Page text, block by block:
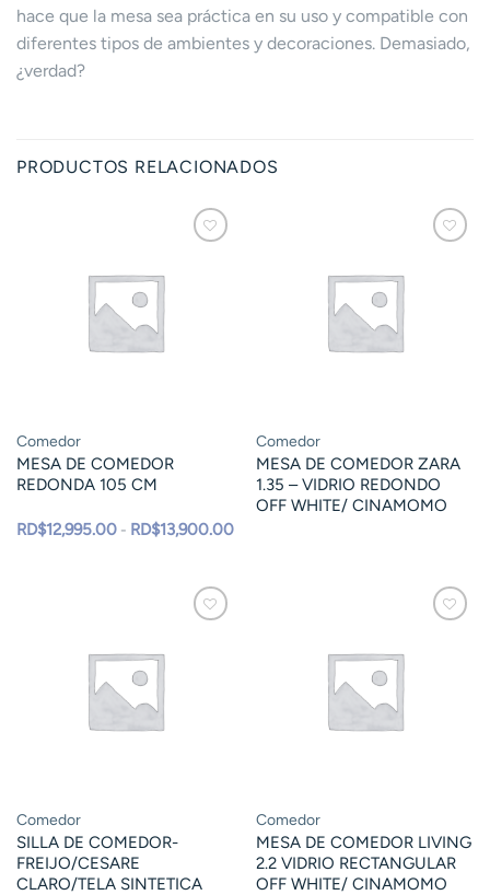
hace que la mesa sea práctica en su uso y compatible con
diferentes tipos de ambientes y decoraciones. Demasiado,
¿verdad?
PRODUCTOS RELACIONADOS
Comedor
MESA DE COMEDOR
REDONDA 105 CM
RD$12,995.00 - RD$13,900.00Rango
de
Comedor
MESA DE COMEDOR ZARA
1.35 – VIDRIO REDONDO
OFF WHITE/ CINAMOMO
Comedor
SILLA DE COMEDOR-
FREIJO/CESARE
CLARO/TELA SINTETICA
Comedor
MESA DE COMEDOR LIVING
2.2 VIDRIO RECTANGULAR
OFF WHITE/ CINAMOMO